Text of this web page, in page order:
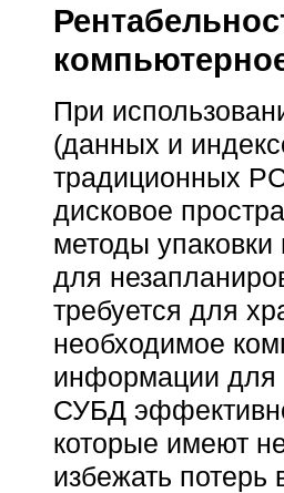
При
(данных и
традиционных
дисковое
методы
для
требуется для
необходимое
информации для
СУБД
которые имеют
избежать